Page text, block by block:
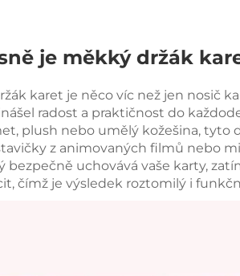
je měkký držák
karet je něco víc než jen nosič
radost a praktičnost do
plush nebo umělý kožešina, tyto
z animovaných filmů nebo
bezpečně uchovává vaše karty,
čímž je výsledek roztomilý i